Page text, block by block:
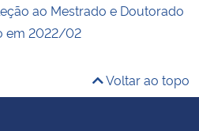
ao Mestrado e Doutorado
em 2022/02
Voltar ao topo